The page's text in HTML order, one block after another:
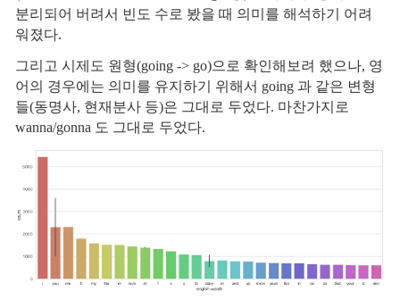
분리되어 버려서 빈도 수로 봤을 때 의미를 해석하기 어려
워졌다.
그리고 시제도 원형(going -> go)으로 확인해보려 했으나, 영
어의 경우에는 의미를 유지하기 위해서 going 과 같은 변형
들(동명사, 현재분사 등)은 그대로 두었다. 마찬가지로
wanna/gonna 도 그대로 두었다.